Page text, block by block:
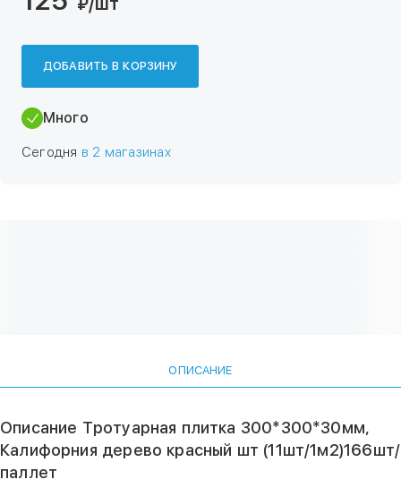
ДОБАВИТЬ В КОРЗИНУ
Много
Сегодня в 2 магазинах
ОПИСАНИЕ
Описание Тротуарная плитка 300*300*30мм,
Калифорния дерево красный шт (11шт/1м2)166шт/
паллет